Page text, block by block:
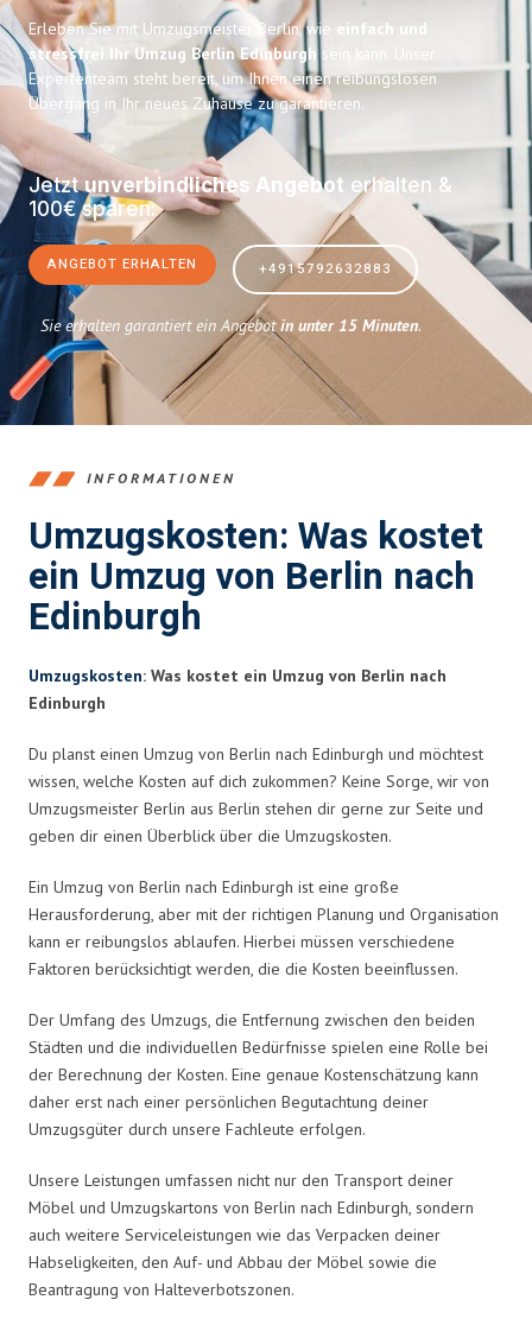
Erleben Sie mit Umzugsmeister Berlin, wie einfach und
stressfrei Ihr Umzug Berlin Edinburghsein kann. Unser
Expertenteam steht bereit, um Ihnen einen reibungslosen
Übergang in Ihr neues Zuhause zu garantieren.
Jetztunverbindliches Angebot erhalten &
100€ sparen:
ANGEBOT ERHALTEN +4915792632883
Sie erhalten garantiert ein Angebotin unter 15 Minuten.
INFORMATIONEN
Umzugskosten: Was kostet
ein Umzug von Berlin nach
Edinburgh
Umzugskosten: Was kostet ein Umzug von Berlin nach
Edinburgh
Du planst einen Umzug von Berlin nach Edinburgh und möchtest
wissen, welche Kosten auf dich zukommen? Keine Sorge, wir von
Umzugsmeister Berlin aus Berlin stehen dir gerne zur Seite und
geben dir einen Überblick über die Umzugskosten.
Ein Umzug von Berlin nach Edinburgh ist eine große
Herausforderung, aber mit der richtigen Planung und Organisation
kann er reibungslos ablaufen. Hierbei müssen verschiedene
Faktoren berücksichtigt werden, die die Kosten beeinflussen.
Der Umfang des Umzugs, die Entfernung zwischen den beiden
Städten und die individuellen Bedürfnisse spielen eine Rolle bei
der Berechnung der Kosten. Eine genaue Kostenschätzung kann
daher erst nach einer persönlichen Begutachtung deiner
Umzugsgüter durch unsere Fachleute erfolgen.
Unsere Leistungen umfassen nicht nur den Transport deiner
Möbel und Umzugskartons von Berlin nach Edinburgh, sondern
auch weitere Serviceleistungen wie das Verpacken deiner
Habseligkeiten, den Auf- und Abbau der Möbel sowie die
Beantragung von Halteverbotszonen.